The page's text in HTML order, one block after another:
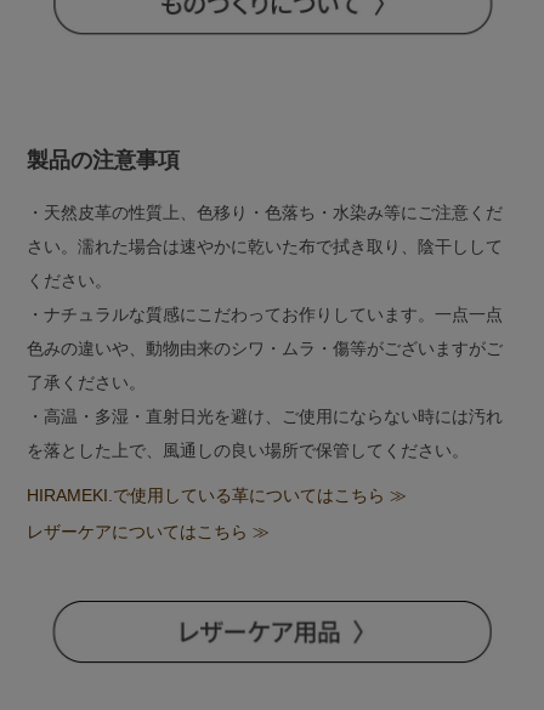
製品の注意事項
・天然皮革の性質上、色移り・色落ち・水染み等にご注意くだ
さい。濡れた場合は速やかに乾いた布で拭き取り、陰干しして
ください。
・ナチュラルな質感にこだわってお作りしています。一点一点
色みの違いや、動物由来のシワ・ムラ・傷等がございますがご
了承ください。
・高温・多湿・直射日光を避け、ご使用にならない時には汚れ
を落とした上で、風通しの良い場所で保管してください。
HIRAMEKI.で使用している革についてはこちら ≫
レザーケアについてはこちら ≫